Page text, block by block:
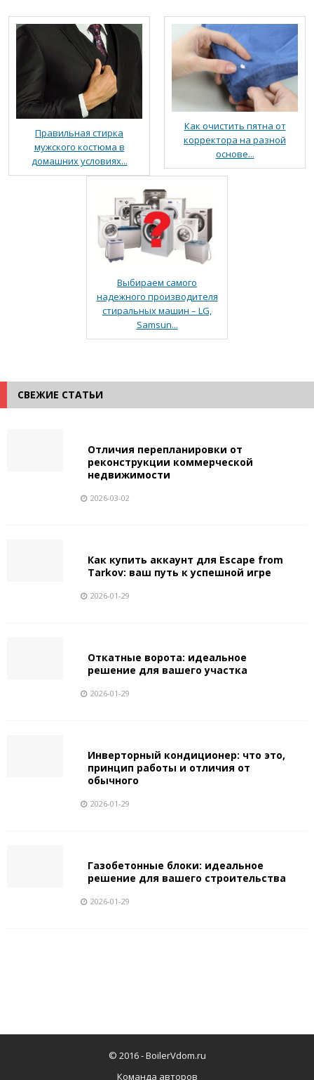
Правильная стирка
мужского костюма в
домашних условиях...
Как очистить пятна от
корректора на разной
основе...
Выбираем самого
надежного производителя
стиральных машин – LG,
Samsun...
СВЕЖИЕ СТАТЬИ
Отличия перепланировки от
реконструкции коммерческой
недвижимости
2026-03-02
Как купить аккаунт для Escape from
Tarkov: ваш путь к успешной игре
2026-01-29
Откатные ворота: идеальное
решение для вашего участка
2026-01-29
Инверторный кондиционер: что это,
принцип работы и отличия от
обычного
2026-01-29
Газобетонные блоки: идеальное
решение для вашего строительства
2026-01-29
© 2016 -BoilerVdom.ru
Команда авторов